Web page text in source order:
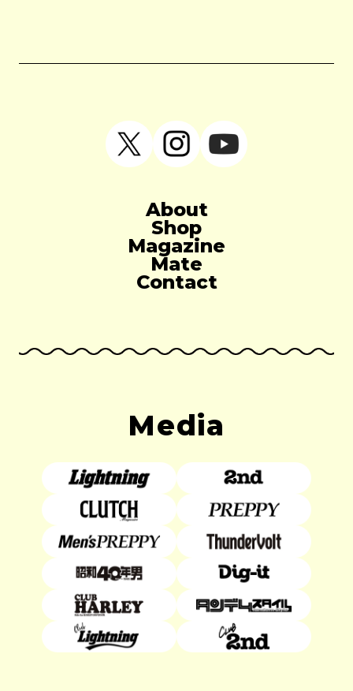
About
Shop
Magazine
Mate
Contact
Media